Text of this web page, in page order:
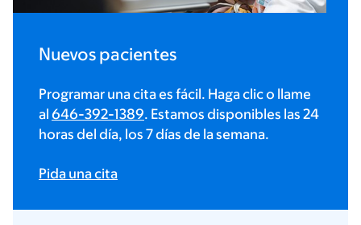
Nuevos pacientes
Programar una cita es fácil. Haga clic o llame
al 646-392-1389. Estamos disponibles las 24
horas del día, los 7 días de la semana.
Pida una cita